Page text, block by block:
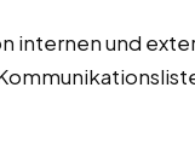
internen und